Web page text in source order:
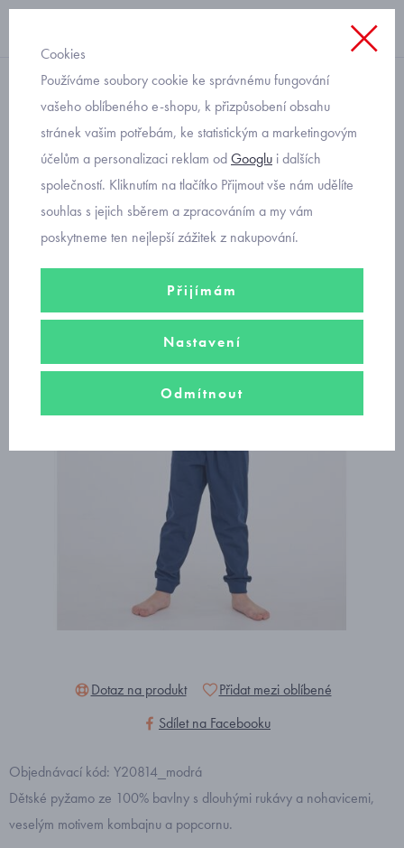
pyžamo
dětské pyžamo Cornette
593/175 Popcorn
Dotaz na produkt
Přidat mezi oblíbené
Sdílet na Facebooku
Objednávací kód: Y20814_modrá
Dětské pyžamo ze 100% bavlny s dlouhými rukávy a nohavicemi,
veselým motivem kombajnu a popcornu.
Cookies
Používáme soubory cookie ke správnému fungování
vašeho oblíbeného e-shopu, k přizpůsobení obsahu
stránek vašim potřebám, ke statistickým a marketingovým
účelům a personalizaci reklam odGooglu i dalších
společností. Kliknutím na tlačítko Přijmout vše nám udělíte
souhlas s jejich sběrem a zpracováním a my vám
poskytneme ten nejlepší zážitek z nakupování.
Přijímám
Nastavení
Odmítnout